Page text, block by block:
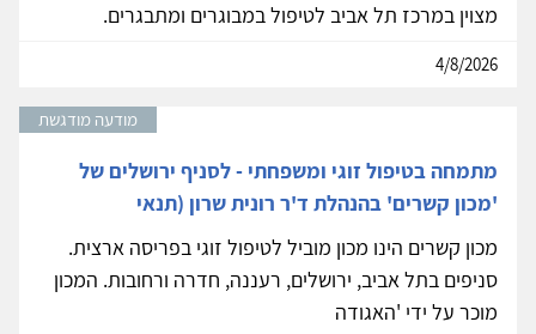
מצוין במרכז תל אביב לטיפול במבוגרים ומתבגרים.
4/8/2026
מודעה מודגשת
מתמחה בטיפול זוגי ומשפחתי - לסניף ירושלים של
'מכון קשרים' בהנהלת ד'ר רונית שרון (תנאי
מכון קשרים הינו מכון מוביל לטיפול זוגי בפריסה ארצית.
סניפים בתל אביב, ירושלים, רעננה, חדרה ורחובות. המכון
מוכר על ידי 'האגודה